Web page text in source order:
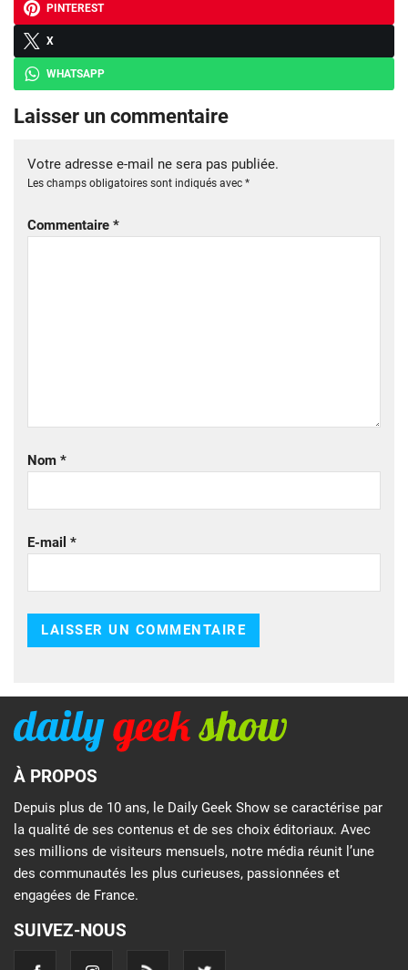
PINTEREST
X
WHATSAPP
Laisser un commentaire
Votre adresse e-mail ne sera pas publiée.
Les champs obligatoires sont indiqués avec *
Commentaire *
Nom *
E-mail *
À PROPOS
Depuis plus de 10 ans, le Daily Geek Show se caractérise par
la qualité de ses contenus et de ses choix éditoriaux. Avec
ses millions de visiteurs mensuels, notre média réunit l’une
des communautés les plus curieuses, passionnées et
engagées de France.
SUIVEZ-NOUS